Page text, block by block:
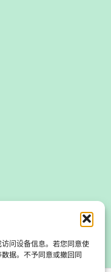
问设备信息。若您同意使
据。不予同意或撤回同